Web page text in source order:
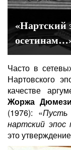
«Нартский
Часто в
Нартовского
качестве
Жоржа
(1976): «
нартский
это